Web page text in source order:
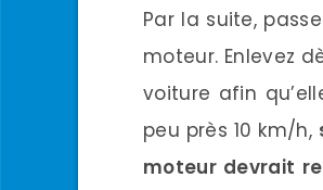
Par la suite,
moteur. Enlevez
voiture afin
peu près 10 km/h,
moteur devrait